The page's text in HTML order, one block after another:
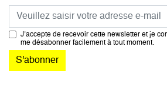
Courriel
J’accepte de recevoir cette newsletter et je
me désabonner facilement à tout moment.